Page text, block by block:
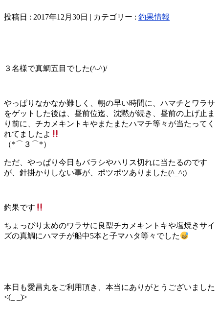
投稿日 : 2017年12月30日 | カテゴリー : 釣果情報
３名様で真鯛五目でした(^-^)/
やっぱりなかなか難しく、朝の早い時間に、ハマチとワラサ
をゲットした後は、昼前位迄、沈黙が続き、昼前の上げ止ま
り前に、チカメキントキやまたまたハマチ等々が当たってく
れてましたよ
（*⌒３⌒*）
ただ、やっぱり今日もバラシやハリス切れに当たるのです
が、針掛かりしない事が、ポツポツありました(^_^;)
釣果です
ちょっぴり太めのワラサに良型チカメキントキや塩焼きサイ
ズの真鯛にハマチが船中5本と子マハタ等々でした
本日も愛昌丸をご利用頂き、本当にありがとうございました
<(_ _)>